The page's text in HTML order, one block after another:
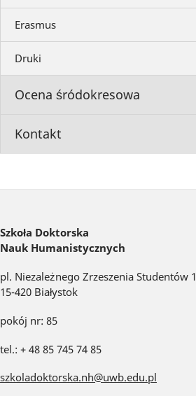
Erasmus
Druki
Ocena śródokresowa
Kontakt
Szkoła Doktorska
Nauk Humanistycznych
pl. Niezależnego Zrzeszenia Studentów 1
15-420 Białystok
pokój nr: 85
tel.: + 48 85 745 74 85
szkoladoktorska.nh@uwb.edu.pl